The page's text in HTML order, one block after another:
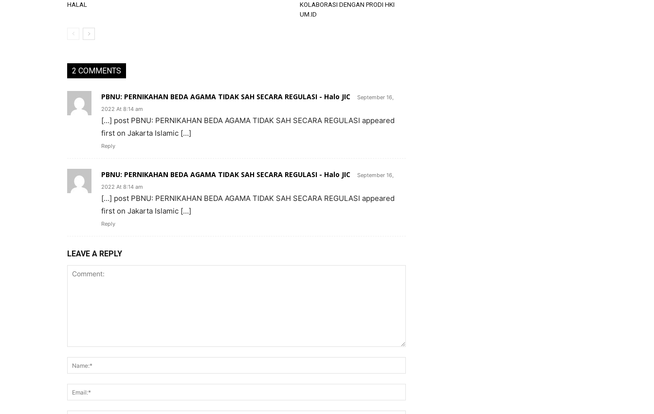
HALAL
KOLABORASI DENGAN PRODI HKI
UM.ID
2 COMMENTS
PBNU: PERNIKAHAN BEDA AGAMA TIDAK SAH SECARA REGULASI - Halo JIC
September 16,
2022 At 8:14 am
[…] post PBNU: PERNIKAHAN BEDA AGAMA TIDAK SAH SECARA REGULASI appeared
first on Jakarta Islamic […]
Reply
PBNU: PERNIKAHAN BEDA AGAMA TIDAK SAH SECARA REGULASI - Halo JIC
September 16,
2022 At 8:14 am
[…] post PBNU: PERNIKAHAN BEDA AGAMA TIDAK SAH SECARA REGULASI appeared
first on Jakarta Islamic […]
Reply
LEAVE A REPLY